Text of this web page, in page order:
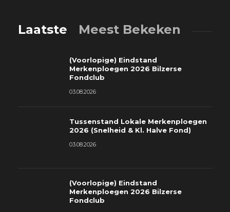
Laatste Meest Bekeken
(Voorlopige) Eindstand
Merkenploegen 2026 Bilzerse
Fondclub
03.08.2026
Tussenstand Lokale Merkenploegen
2026 (Snelheid & Kl. Halve Fond)
03.08.2026
(Voorlopige) Eindstand
Merkenploegen 2026 Bilzerse
Fondclub